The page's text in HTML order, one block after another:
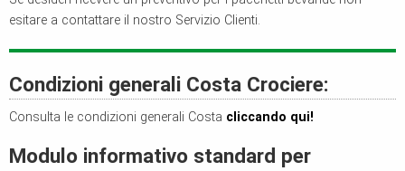
esitare a contattare il nostro Servizio Clienti.
Condizioni generali Costa Crociere:
Consulta le condizioni generali Costa cliccando qui!
Modulo informativo standard per